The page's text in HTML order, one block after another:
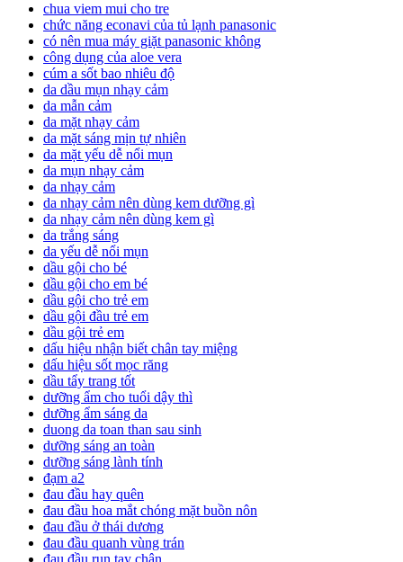
chua viem mui cho tre
chức năng econavi của tủ lạnh panasonic
có nên mua máy giặt panasonic không
công dụng của aloe vera
cúm a sốt bao nhiêu độ
da dầu mụn nhạy cảm
da mẫn cảm
da mặt nhạy cảm
da mặt sáng mịn tự nhiên
da mặt yếu dễ nổi mụn
da mụn nhạy cảm
da nhạy cảm
da nhạy cảm nên dùng kem dưỡng gì
da nhạy cảm nên dùng kem gì
da trắng sáng
da yếu dễ nổi mụn
dầu gội cho bé
dầu gội cho em bé
dầu gội cho trẻ em
dầu gội đầu trẻ em
dầu gội trẻ em
dấu hiệu nhận biết chân tay miệng
dấu hiệu sốt mọc răng
dầu tẩy trang tốt
dưỡng ẩm cho tuổi dậy thì
dưỡng ẩm sáng da
duong da toan than sau sinh
dưỡng sáng an toàn
dưỡng sáng lành tính
đạm a2
đau đầu hay quên
đau đầu hoa mắt chóng mặt buồn nôn
đau đầu ở thái dương
đau đầu quanh vùng trán
đau đầu run tay chân